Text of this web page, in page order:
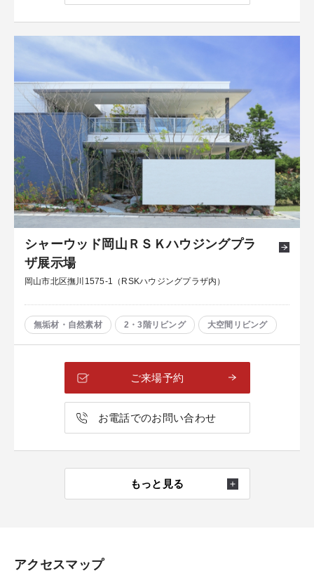
シャーウッド岡山ＲＳＫハウジングプラ
ザ展示場
岡山市北区撫川1575-1（RSKハウジングプラザ内）
無垢材・自然素材 2・3階リビング 大空間リビング
ご来場予約
お電話でのお問い合わせ
もっと見る
アクセスマップ